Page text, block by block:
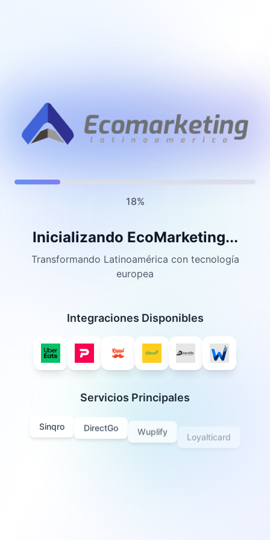
28%
Conectando integraciones...
Transformando Latinoamérica con tecnología
europea
Integraciones Disponibles
Servicios Principales
Sinqro DirectGo Wuplify